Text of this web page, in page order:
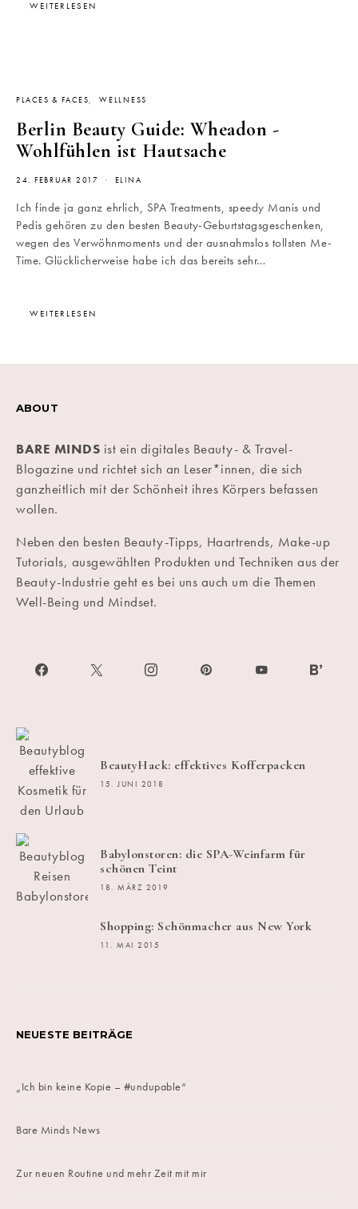
WEITERLESEN
PLACES & FACES WELLNESS
Berlin Beauty Guide: Wheadon -
Wohlfühlen ist Hautsache
24. FEBRUAR 2017 ELINA
Ich finde ja ganz ehrlich, SPA Treatments, speedy Manis und
Pedis gehören zu den besten Beauty-Geburtstagsgeschenken,
wegen des Verwöhnmoments und der ausnahmslos tollsten Me-
Time. Glücklicherweise habe ich das bereits sehr…
WEITERLESEN
ABOUT
BARE MINDS ist ein digitales Beauty- & Travel-
Blogazine und richtet sich an Leser*innen, die sich
ganzheitlich mit der Schönheit ihres Körpers befassen
wollen.
Neben den besten Beauty-Tipps, Haartrends, Make-up
Tutorials, ausgewählten Produkten und Techniken aus der
Beauty-Industrie geht es bei uns auch um die Themen
Well-Being und Mindset.
BeautyHack: effektives Kofferpacken
15. JUNI 2018
Babylonstoren: die SPA-Weinfarm für
schönen Teint
18. MÄRZ 2019
Shopping: Schönmacher aus New York
11. MAI 2015
NEUESTE BEITRÄGE
„Ich bin keine Kopie – #undupable“
Bare Minds News
Zur neuen Routine und mehr Zeit mit mir